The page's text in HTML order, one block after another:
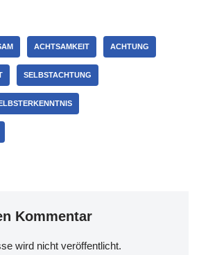
ACHTSAMKEIT ACHTUNG
SELBSTACHTUNG
Kommentar
wird nicht veröffentlicht.